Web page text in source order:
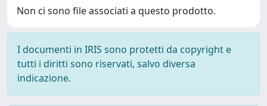
Non ci sono file associati a questo prodotto.
I documenti in IRIS sono protetti da copyright e
tutti i diritti sono riservati, salvo diversa
indicazione.